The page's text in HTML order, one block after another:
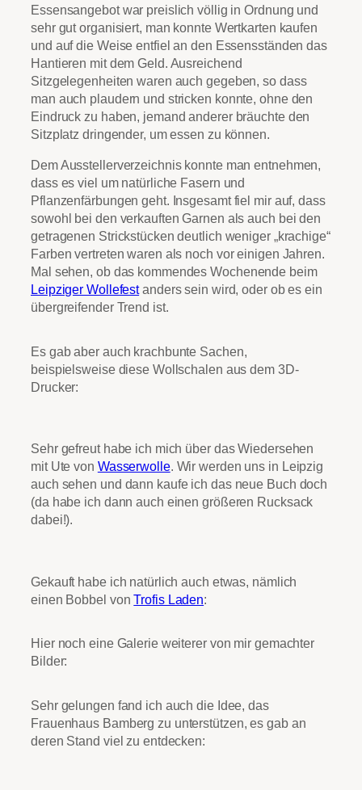
Essensangebot war preislich völlig in Ordnung und
sehr gut organisiert, man konnte Wertkarten kaufen
und auf die Weise entfiel an den Essensständen das
Hantieren mit dem Geld. Ausreichend
Sitzgelegenheiten waren auch gegeben, so dass
man auch plaudern und stricken konnte, ohne den
Eindruck zu haben, jemand anderer bräuchte den
Sitzplatz dringender, um essen zu können.
Dem Ausstellerverzeichnis konnte man entnehmen,
dass es viel um natürliche Fasern und
Pflanzenfärbungen geht. Insgesamt fiel mir auf, dass
sowohl bei den verkauften Garnen als auch bei den
getragenen Strickstücken deutlich weniger „krachige“
Farben vertreten waren als noch vor einigen Jahren.
Mal sehen, ob das kommendes Wochenende beim
Leipziger Wollefestanders sein wird, oder ob es ein
übergreifender Trend ist.
Es gab aber auch krachbunte Sachen,
beispielsweise diese Wollschalen aus dem 3D-
Drucker:
Sehr gefreut habe ich mich über das Wiedersehen
mit Ute von Wasserwolle. Wir werden uns in Leipzig
auch sehen und dann kaufe ich das neue Buch doch
(da habe ich dann auch einen größeren Rucksack
dabei!).
Gekauft habe ich natürlich auch etwas, nämlich
einen Bobbel vonTrofis Laden:
Hier noch eine Galerie weiterer von mir gemachter
Bilder:
Sehr gelungen fand ich auch die Idee, das
Frauenhaus Bamberg zu unterstützen, es gab an
deren Stand viel zu entdecken: